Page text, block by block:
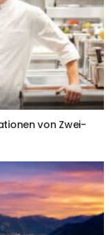
von Zwei-